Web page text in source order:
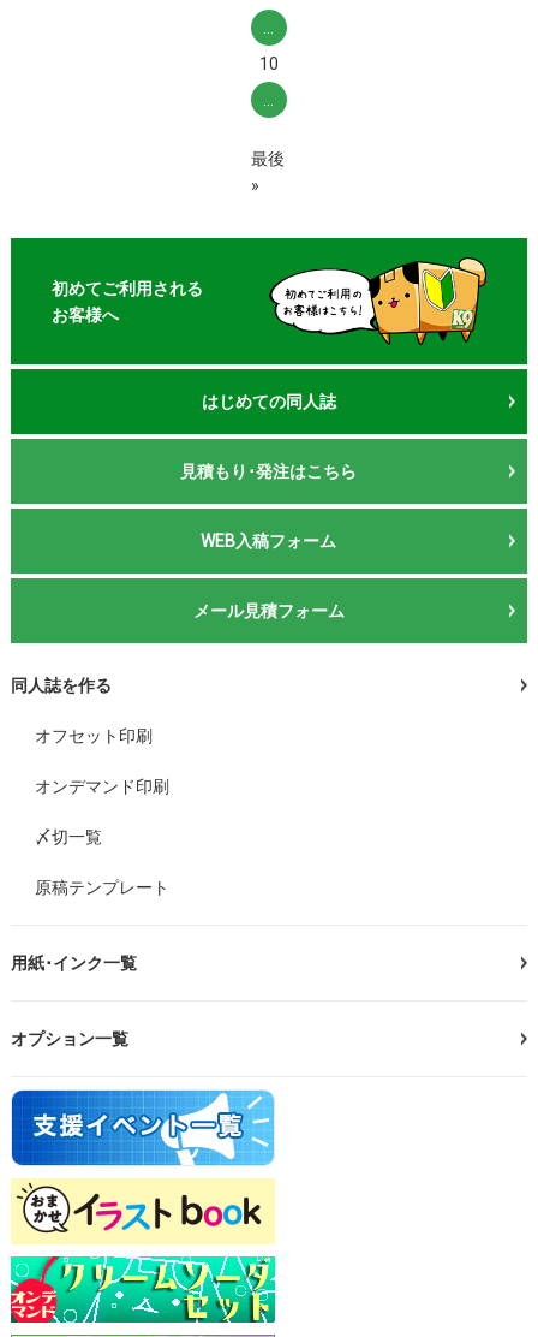
...
10
...
最後
»
初めてご利用される
お客様へ
はじめての同人誌
見積もり･発注はこちら
WEB入稿フォーム
メール見積フォーム
同人誌を作る
オフセット印刷
オンデマンド印刷
〆切一覧
原稿テンプレート
用紙･インク一覧
オプション一覧